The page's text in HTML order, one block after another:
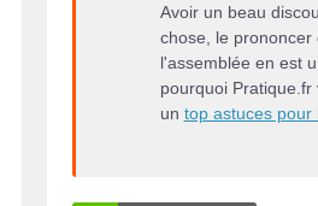
Avoir un beau
chose, le prononcer
l'assemblée en est
pourquoi Pratique.fr
un top astuces pour